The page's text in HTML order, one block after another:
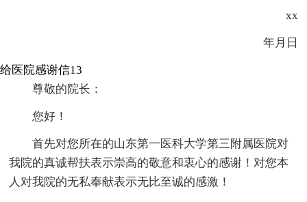
xx
年月日
给医院感谢信13
尊敬的院长：
您好！
首先对您所在的山东第一医科大学第三附属医院对
我院的真诚帮扶表示崇高的敬意和衷心的感谢！对您本
人对我院的无私奉献表示无比至诚的感激！